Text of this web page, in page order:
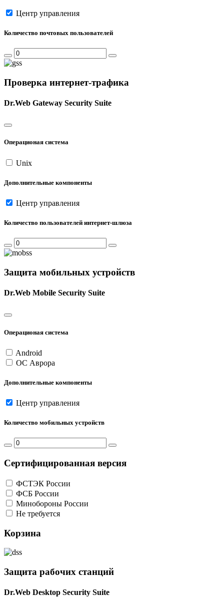
Центр управления
Количество почтовых пользователей
Проверка интернет-трафика
Dr.Web Gateway Security Suite
Операционая система
Unix
Дополнительные компоненты
Центр управления
Количество пользователей интернет-шлюза
Защита мобильных устройств
Dr.Web Mobile Security Suite
Операционая система
Android
ОС Аврора
Дополнительные компоненты
Центр управления
Количество мобильных устройств
Сертифицированная версия
ФСТЭК России
ФСБ России
Минобороны России
Не требуется
Корзина
Защита рабочих станций
Dr.Web Desktop Security Suite